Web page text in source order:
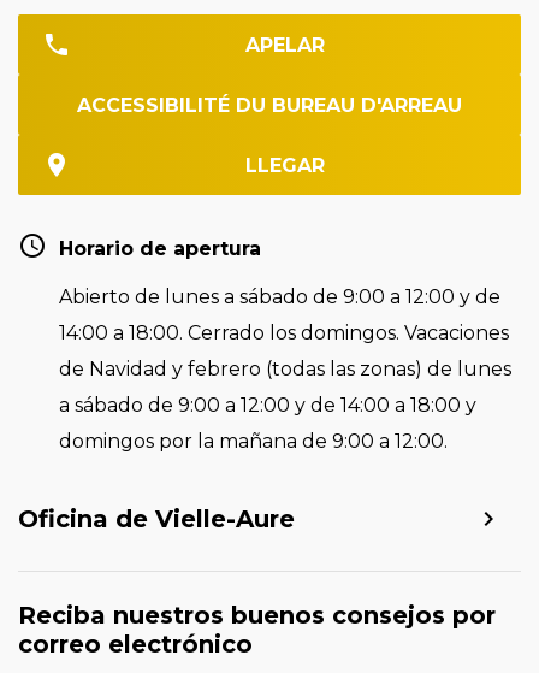
APELAR
ACCESSIBILITÉ DU BUREAU D'ARREAU
LLEGAR
Horario de apertura
Abierto de lunes a sábado de 9:00 a 12:00 y de
14:00 a 18:00. Cerrado los domingos. Vacaciones
de Navidad y febrero (todas las zonas) de lunes
a sábado de 9:00 a 12:00 y de 14:00 a 18:00 y
domingos por la mañana de 9:00 a 12:00.
Oficina de Vielle-Aure
Reciba nuestros buenos consejos por
correo electrónico